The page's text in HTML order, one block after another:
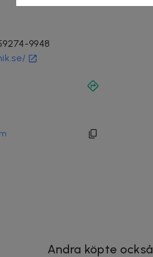
9948
Andra köpte också